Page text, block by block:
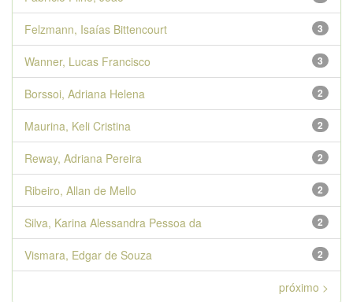
3
Felzmann, Isaías Bittencourt
3
Wanner, Lucas Francisco
2
Borssoi, Adriana Helena
2
Maurina, Keli Cristina
2
Reway, Adriana Pereira
2
Ribeiro, Allan de Mello
2
Silva, Karina Alessandra Pessoa da
2
Vismara, Edgar de Souza
próximo >